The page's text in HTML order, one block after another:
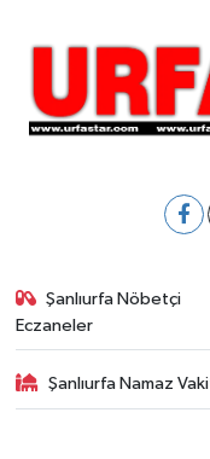
Şanlıurfa Nöbetçi
Eczaneler
Şanlıurfa Namaz